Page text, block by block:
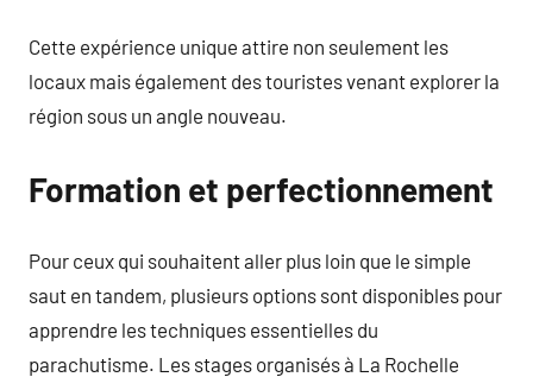
Cette expérience unique attire non seulement les
locaux mais également des touristes venant explorer la
région sous un angle nouveau.
Formation et perfectionnement
Pour ceux qui souhaitent aller plus loin que le simple
saut en tandem, plusieurs options sont disponibles pour
apprendre les techniques essentielles du
parachutisme. Les stages organisés à La Rochelle